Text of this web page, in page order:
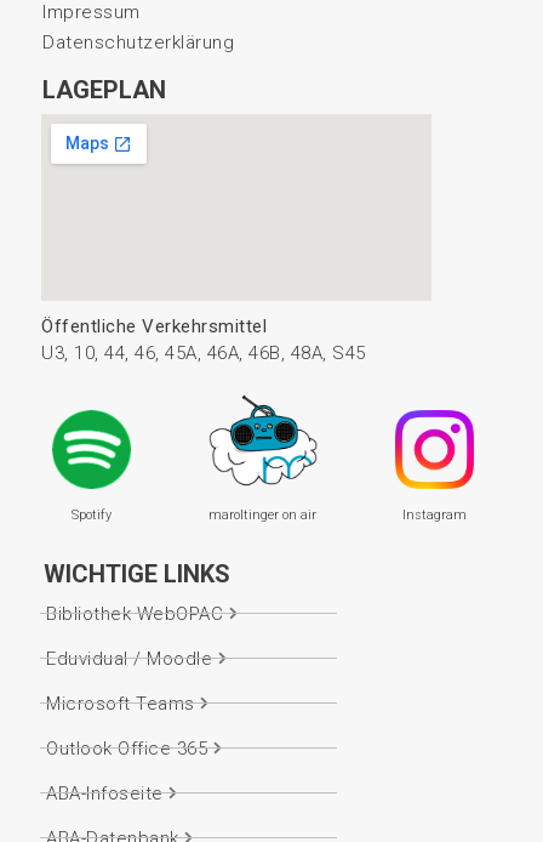
Impressum
Datenschutzerklärung
LAGEPLAN
Öffentliche Verkehrsmittel
U3, 10, 44, 46, 45A, 46A, 46B, 48A, S45
Spotify maroltinger on air Instagram
WICHTIGE LINKS
Bibliothek WebOPAC
Eduvidual / Moodle
Microsoft Teams
Outlook Office 365
ABA-Infoseite